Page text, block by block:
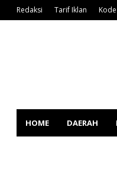
Redaksi Tarif Iklan
HOME DAERAH